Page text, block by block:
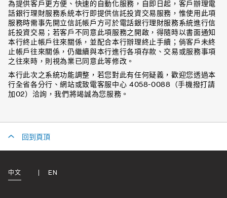
為提供客戶更方便、快速的自動化服務，自即日起，客戶辦理電
話銀行理財服務系統本行即提供信託投資交易服務，惟使用此項
服務時需事先開立信託帳戶方可於電話銀行理財服務系統進行信
託投資交易；若客戶不同意此項服務之開啟，得隨時以書面通知
本行終止帳戶往來關係，並配合本行辦理終止手續；倘客戶未終
止帳戶往來關係，仍繼續與本行進行各項存款、交易或服務事項
之往來時，則視為業已同意此等修改。
本行此次之系統功能調整，若您對此有任何疑義，歡迎您透過本
行全省各分行、網站或致電客服中心 4058-0088（手機撥打請
加02）洽詢，我們將竭誠為您服務。
回到頁頂
中文 EN